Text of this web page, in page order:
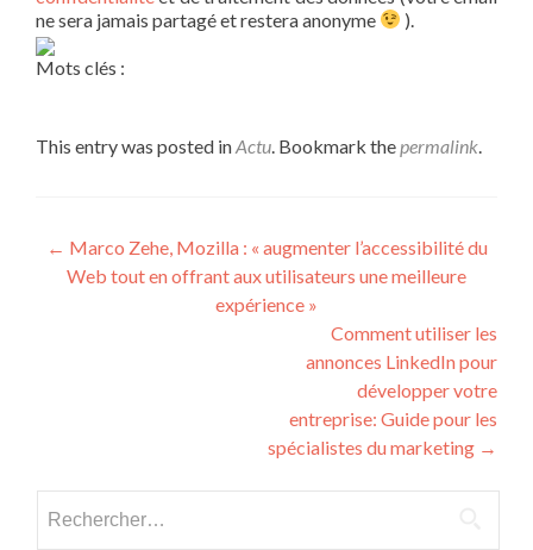
ne sera jamais partagé et restera anonyme
).
Mots clés :
This entry was posted inActu. Bookmark thepermalink.
Post navigation
← Marco Zehe, Mozilla : « augmenter l’accessibilité du
Web tout en offrant aux utilisateurs une meilleure
expérience »
Comment utiliser les
annonces LinkedIn pour
développer votre
entreprise: Guide pour les
spécialistes du marketing →